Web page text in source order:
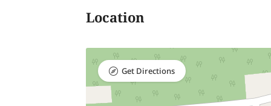
Location
Get Directions